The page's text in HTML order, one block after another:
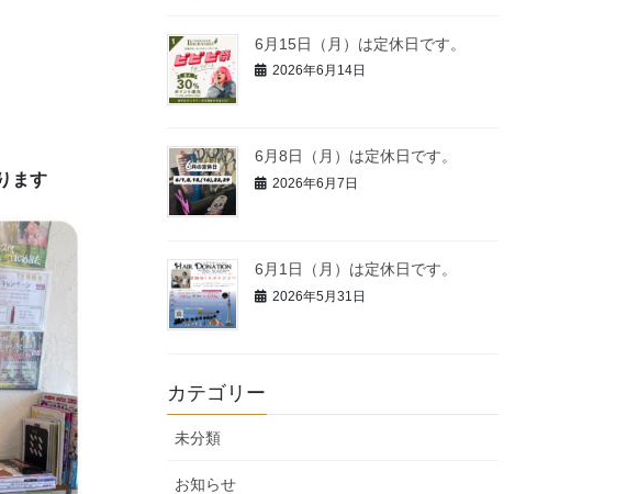
ます
6月15日（月）は定休日です。
2026年6月14日
6月8日（月）は定休日です。
2026年6月7日
6月1日（月）は定休日です。
2026年5月31日
カテゴリー
未分類
お知らせ